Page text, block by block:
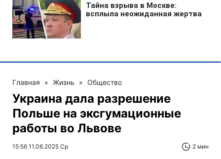
Главная » Жизнь » Общество
Украина дала разрешение
Польше на эксгумационные
работы во Львове
15:56 11.06.2025 Ср 2 мин